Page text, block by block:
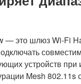
— это шлюз Wi-Fi
устройств при
Mesh 802.11s